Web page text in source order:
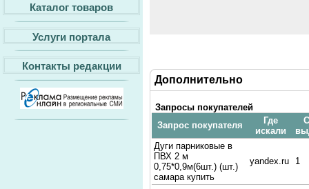
Каталог товаров
Услуги портала
Контакты редакции
Дополнительно
Запросы покупателей
Запрос покупателя
Где
искали
Дуги парниковые в
ПВХ 2 м
0,75*0,9м(6шт.) (шт.)
самара купить
yandex.ru 1